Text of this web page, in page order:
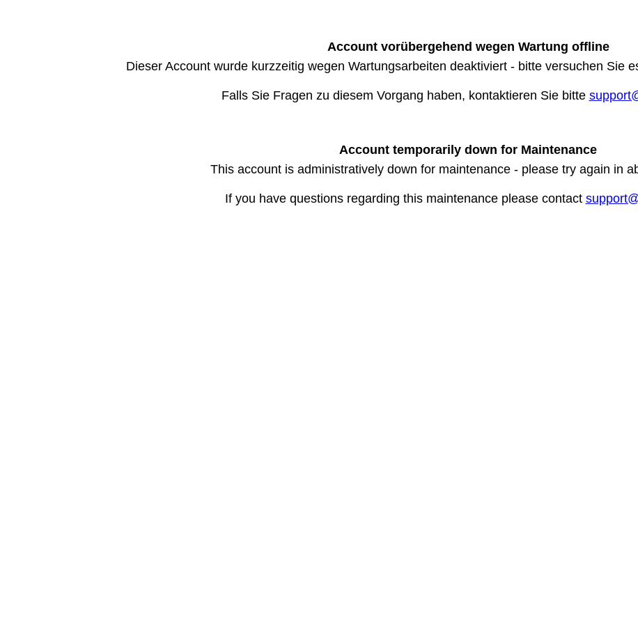
Account vorübergehend wegen Wartung offline
Dieser Account wurde kurzzeitig wegen Wartungsarbeiten deaktiviert - bitte versuchen Sie
Falls Sie Fragen zu diesem Vorgang haben, kontaktieren Sie bitte
Account temporarily down for Maintenance
This account is administratively down for maintenance - please try again in
If you have questions regarding this maintenance please contact